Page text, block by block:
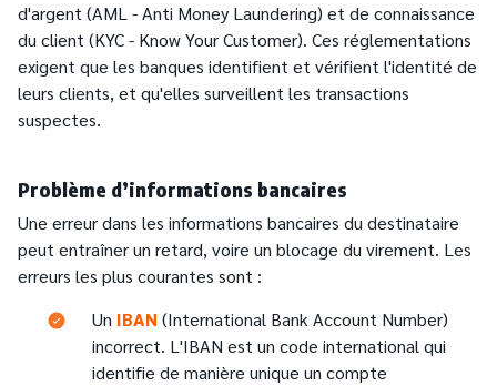
d'argent (AML - Anti Money Laundering) et de connaissance
du client (KYC - Know Your Customer). Ces réglementations
exigent que les banques identifient et vérifient l'identité de
leurs clients, et qu'elles surveillent les transactions
suspectes.
Problème d’informations bancaires
Une erreur dans les informations bancaires du destinataire
peut entraîner un retard, voire un blocage du virement. Les
erreurs les plus courantes sont :
Text
Un IBAN (International Bank Account Number)
incorrect. L'IBAN est un code international qui
identifie de manière unique un compte